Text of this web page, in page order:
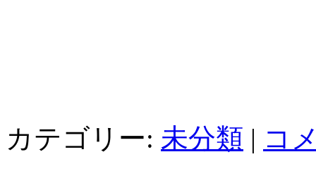
カテゴリー: 未分類 | コ